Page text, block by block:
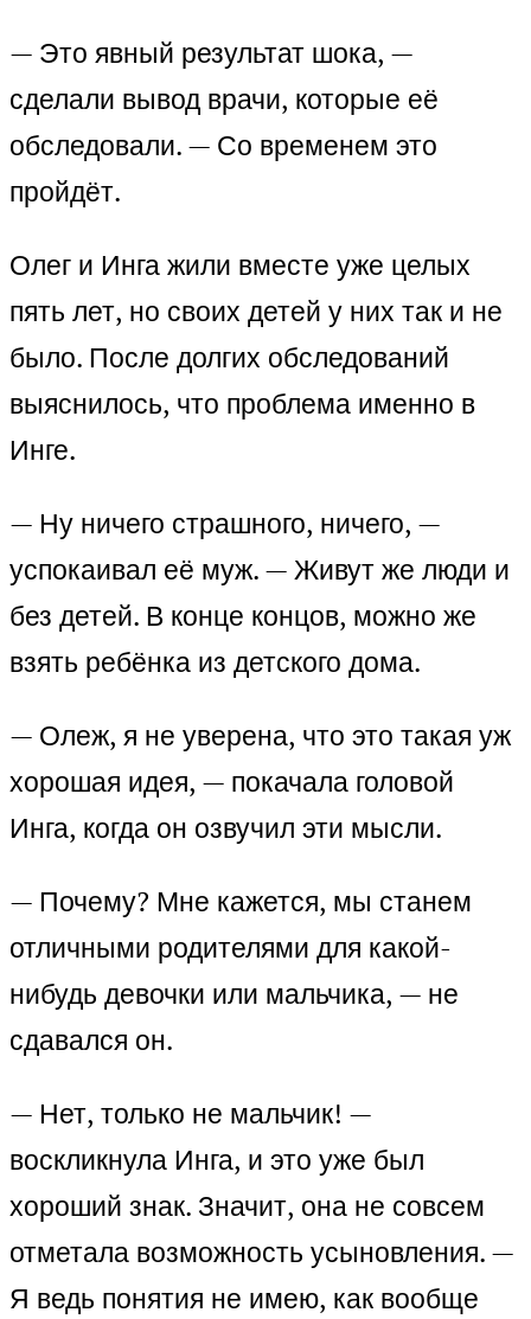
— Это явный результат шока, —
сделали вывод врачи, которые её
обследовали. — Со временем это
пройдёт.
Олег и Инга жили вместе уже целых
пять лет, но своих детей у них так и не
было. После долгих обследований
выяснилось, что проблема именно в
Инге.
— Ну ничего страшного, ничего, —
успокаивал её муж. — Живут же люди и
без детей. В конце концов, можно же
взять ребёнка из детского дома.
— Олеж, я не уверена, что это такая уж
хорошая идея, — покачала головой
Инга, когда он озвучил эти мысли.
— Почему? Мне кажется, мы станем
отличными родителями для какой-
нибудь девочки или мальчика, — не
сдавался он.
— Нет, только не мальчик! —
воскликнула Инга, и это уже был
хороший знак. Значит, она не совсем
отметала возможность усыновления. —
Я ведь понятия не имею, как вообще